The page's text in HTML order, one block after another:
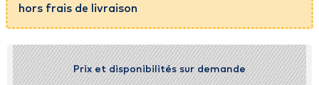
hors frais de livraison
Prix et disponibilités sur demande